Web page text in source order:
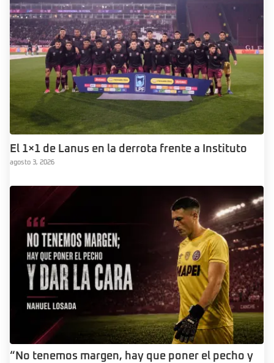
El 1×1 de Lanus en la derrota frente a Instituto
agosto 3, 2026
“No tenemos margen, hay que poner el pecho y